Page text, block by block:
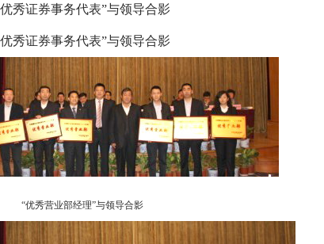
秀证券事务代表”与领导合影
秀证券事务代表”与领导合影
“优秀营业部经理”与领导合影